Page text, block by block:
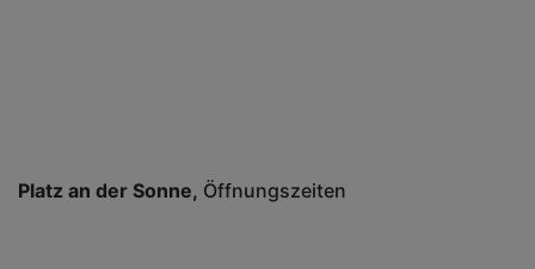
Platz an der Sonne Öffnungszeiten